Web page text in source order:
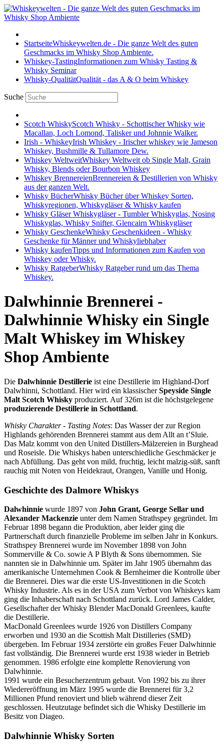
StartseiteWhiskeywelten.de - Die ganze Welt des guten
Geschmacks im Whisky Shop Ambiente.
Whiskey-TastingInformationen zum Whisky Tasting &
Whisky Seminar
Whisky-QualitätQualität - das A & O beim Whiskey
Suche
Scotch WhiskyScotch Whisky - Schottischer Whisky wie
Macallan, Loch Lomond, Talisker und Johnnie Walker.
Irish - WhiskeyIrish Whiskey - Irischer whiskey wie Jameson
Whiskey, Bushmille & Tullamore Dew.
Whiskey WeltweitWhiskey Weltweit ob Single Malt, Grain
Whisky, Blends oder Bourbon Whiskey
Whiskey BrennereienBrennereien & Destillerien von Whisky
aus der ganzen Welt.
Whisky BücherWhisky Bücher über Whiskey Sorten,
Whiskyregionen, Whiskygläser & Whisky kaufen
Whisky GläserWhiskygläser - Tumbler Whiskyglas, Nosing
Whiskyglas, Whisky Snifter, Glencairn Whiskygläser
Whisky GeschenkeWhisky Geschenkideen - Whisky
Geschenke für Männer und Whiskyliebhaber
Whisky kaufenTipps und Informationen zum Kaufen von
Whiskey oder Whisky.
Whisky RatgeberWhisky Ratgeber rund um das Thema
Whiskey.
Dalwhinnie Brennerei -
Dalwhinnie Whisky ein Single
Malt Whiskey im Whiskey
Shop Ambiente
Die Dalwhinnie Destillerie ist eine Destillerie im Highland-Dorf
Dalwhinni, Schottland. Hier wird ein klassischerSpeyside Single
Malt Scotch Whisky produziert. Auf 326m ist die höchstgelegene
produzierende Destillerie in Schottland.
Whisky Charakter - Tasting Notes: Das Wasser der zur Region
Highlands gehörenden Brennerei stammt aus dem Allt an t’Sluie.
Das Malz kommt von den United Distillers-Mälzereien in Burghead
und Roseisle. Die Whiskys haben unterschiedliche Geschmäcker je
nach Abfüllung. Das geht von mild, fruchtig, leicht malzig-süß, sanft
rauchig mit Noten von Heidekraut, Orangen, Vanille und Honig.
Geschichte des Dalmore Whiskys
Dalwhinnie wurde 1897 von John Grant, George Sellar und
Alexander Mackenzie unter dem Namen Strathspey gegründet. Im
Februar 1898 begann die Produktion, aber leider ging die
Partnerschaft durch finanzielle Probleme im selben Jahr in Konkurs.
Strathspey Brennerei wurde im November 1898 von John
Sommerville & Co. sowie A P Blyth & Sons übernommen. Sie
nannten sie in Dalwhinnie um. Später im Jahr 1905 übernahm das
amerikanische Unternehmen Cook & Bernheimer die Kontrolle über
die Brennerei. Dies war die erste US-Investitionen in die Scotch
Whisky Industrie. Als es in der USA zum Verbot von Whiskeys kam
ging die Inhaberschaft nach Schottland zurück. Lord James Calder,
Gesellschafter der Whisky Blender MacDonald Greenlees, kaufte
die Destillerie.
MacDonald Greenlees wurde 1926 von Distillers Company
erworben und 1930 an die Scottish Malt Distilleries (SMD)
übergeben. Im Februar 1934 zerstörte ein großes Feuer Dalwhinnie
fast vollständig. Die Brennerei wurde erst 1938 wieder in Betrieb
genommen. 1986 erfolgte eine komplette Renovierung von
Dalwhinnie.
1991 wurde ein Besucherzentrum gebaut. Von 1992 bis zu ihrer
Wiedereröffnung im März 1995 wurde die Brennerei für 3,2
Millionen Pfund renoviert und blieb während dieser Zeit
geschlossen. Heutzutage befindet sich die Whisky Destillerie im
Besitz von Diageo.
Dalwhinnie Whisky Sorten